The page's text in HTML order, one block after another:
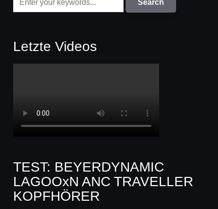
Letzte Videos
TEST: BEYERDYNAMIC
LAGOOxN ANC TRAVELLER
KOPFHÖRER